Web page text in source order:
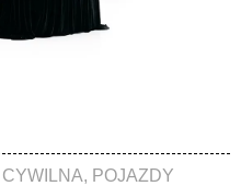
, POJAZDY